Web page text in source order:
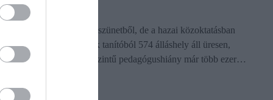
30 nap maradt a nyári szünetből, de a hazai közoktatásban
a statisztikák: csak tanítóból 574 álláshely áll üresen,
a teljes rendszerszintű pedagógushiány már több ezer…